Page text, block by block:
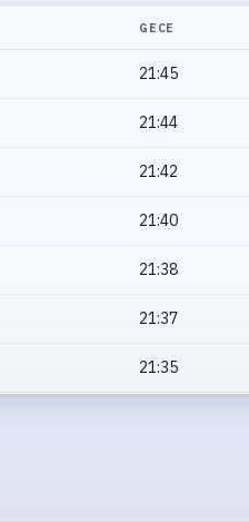
GECE
21:45
21:44
21:42
21:40
21:38
21:37
21:35